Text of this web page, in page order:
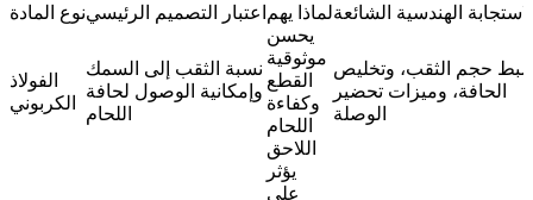
نوع المادةاعتبار التصميم الرئيسي لماذا يهمالهندسية الشائعة
الفولاذ
الكربوني
نسبة الثقب إلى السمك
وإمكانية الوصول لحافة
اللحام
يحسن
موثوقية
القطع
وكفاءة
اللحام
اللاحق
حجم الثقب، وتخليص
الحافة، وميزات تحضير
الوصلة
يؤثر
على